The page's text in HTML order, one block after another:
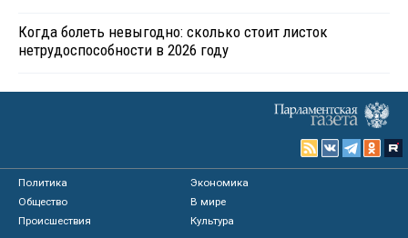
Когда болеть невыгодно: сколько стоит листок
нетрудоспособности в 2026 году
Политика
Экономика
Общество
В мире
Происшествия
Культура